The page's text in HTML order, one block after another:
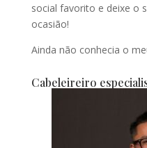
social favorito e deixe o
ocasião!
Ainda não conhecia o
Cabeleireiro